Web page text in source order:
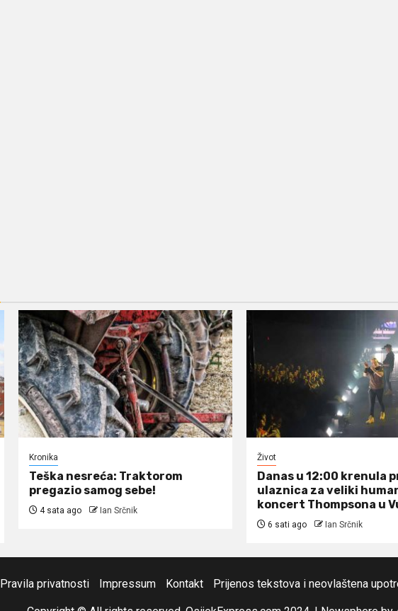
Kronika
Teška nesreća: Traktorom
pregazio samog sebe!
4 sata ago Ian Srčnik
Život
Danas u 12:00 krenula
ulaznica za veliki
koncert Thompsona u
6 sati ago Ian Srčnik
Pravila privatnosti Impressum Kontakt Prijenos tekstova i neovlaštena